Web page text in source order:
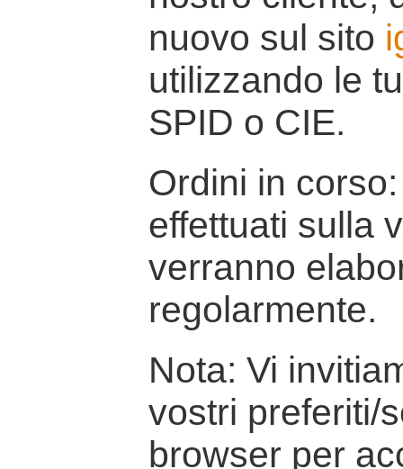
nuovo sul sito
utilizzando le
SPID o CIE.
Ordini in
effettuati sulla
verranno
regolarmente.
Nota: Vi
vostri preferiti/
browser per